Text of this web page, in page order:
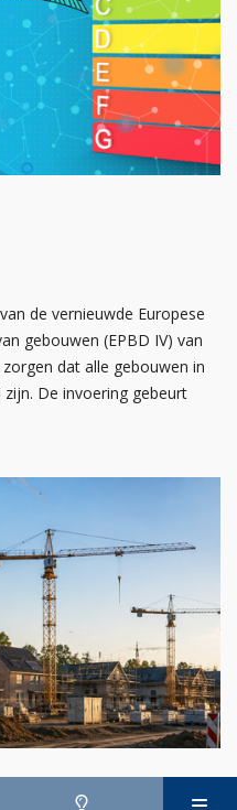
de vernieuwde Europese
gebouwen (EPBD IV) van
dat alle gebouwen in
De invoering gebeurt